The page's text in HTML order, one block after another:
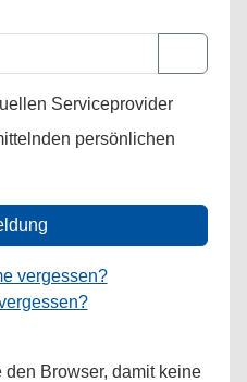
Serviceprovider
persönlichen
vergessen?
Browser, damit keine